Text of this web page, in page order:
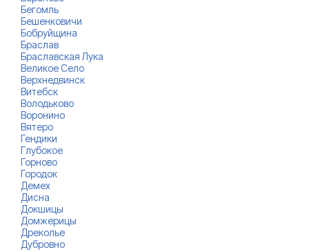
Бегомль
Бешенковичи
Бобруйщина
Браслав
Браславская Лука
Великое Село
Верхнедвинск
Витебск
Володьково
Воронино
Вятеро
Гендики
Глубокое
Горново
Городок
Демех
Дисна
Докшицы
Домжерицы
Дреколье
Дубровно